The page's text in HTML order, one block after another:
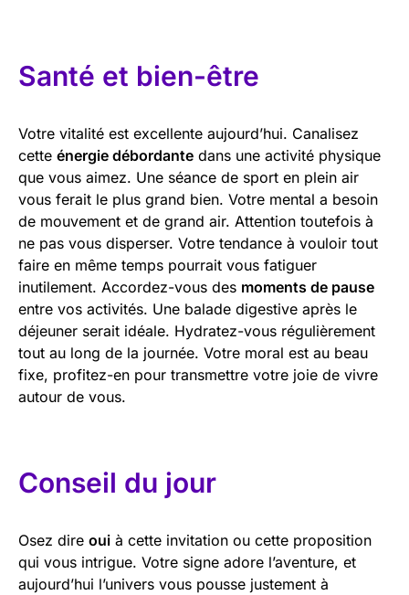
Santé et bien-être
Votre vitalité est excellente aujourd’hui. Canalisez
cette énergie débordante dans une activité physique
que vous aimez. Une séance de sport en plein air
vous ferait le plus grand bien. Votre mental a besoin
de mouvement et de grand air. Attention toutefois à
ne pas vous disperser. Votre tendance à vouloir tout
faire en même temps pourrait vous fatiguer
inutilement. Accordez-vous des moments de pause
entre vos activités. Une balade digestive après le
déjeuner serait idéale. Hydratez-vous régulièrement
tout au long de la journée. Votre moral est au beau
fixe, profitez-en pour transmettre votre joie de vivre
autour de vous.
Conseil du jour
Osez dire oui à cette invitation ou cette proposition
qui vous intrigue. Votre signe adore l’aventure, et
aujourd’hui l’univers vous pousse justement à